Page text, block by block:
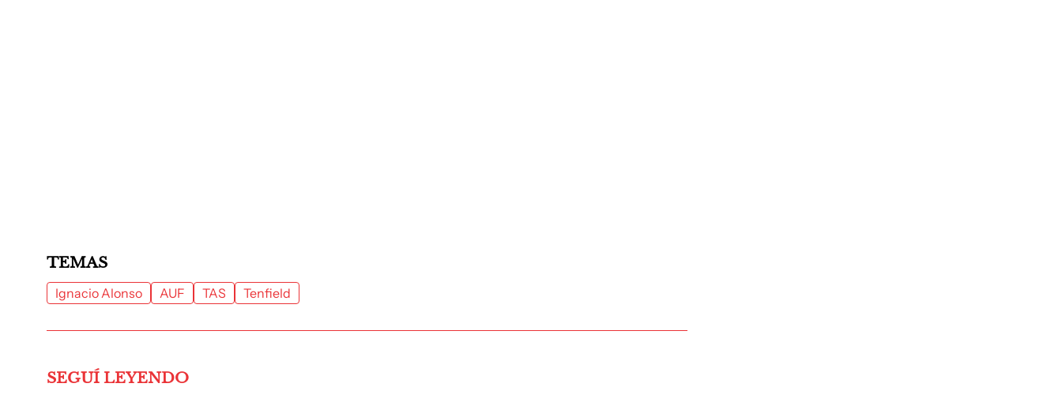
TEMAS
Ignacio Alonso AUF TAS Tenfield
SEGUÍ LEYENDO